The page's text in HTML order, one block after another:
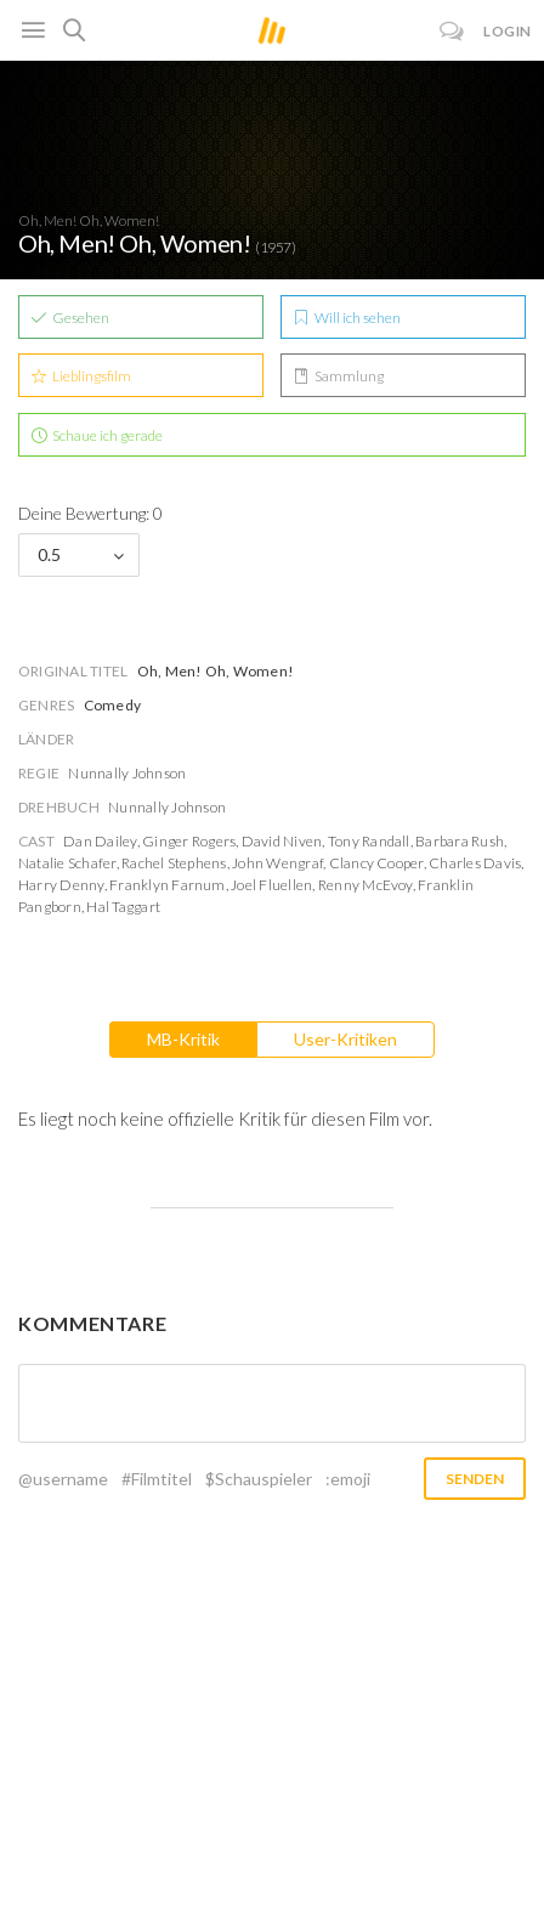
LOGIN
Oh, Men! Oh, Women!
Oh, Men! Oh, Women! (1957)
Gesehen Will ich sehen
Lieblingsfilm Sammlung
Schaue ich gerade
Deine Bewertung: 0
0.5
ORIGINAL TITEL Oh, Men! Oh, Women!
GENRES Comedy
LÄNDER
REGIE Nunnally Johnson
DREHBUCH Nunnally Johnson
CAST Dan Dailey, Ginger Rogers, David Niven, Tony Randall, Barbara Rush,
Natalie Schafer, Rachel Stephens,John Wengraf, Clancy Cooper, Charles Davis,
Harry Denny, Franklyn Farnum,Joel Fluellen, Renny McEvoy, Franklin
Pangborn, Hal Taggart
MB-Kritik User-Kritiken
Es liegt noch keine offizielle Kritik für diesen Film vor.
KOMMENTARE
@username #Filmtitel $Schauspieler :emoji